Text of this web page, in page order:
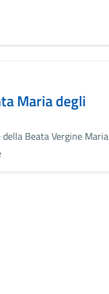
Maria degli
Beata Vergine Maria